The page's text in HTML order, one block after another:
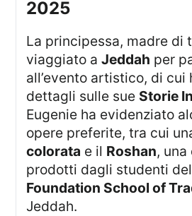
2025
La principessa, madre di tre figli, ha
viaggiato aJeddah per
all’evento artistico, di cui
dettagli sulle sue Storie
Eugenie ha evidenziato
opere preferite, tra cui
colorata e il Roshan,
prodotti dagli studenti
Foundation School of
Jeddah.